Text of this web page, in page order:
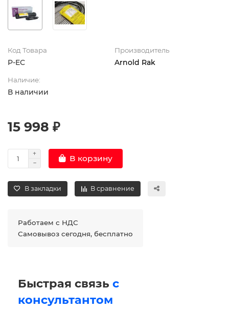
Код Товара
P-EC
Производитель
Arnold Rak
Наличие:
В наличии
15 998 ₽
В корзину
В закладки В сравнение
Работаем с НДС
Самовывоз сегодня, бесплатно
Быстрая связь с
консультантом